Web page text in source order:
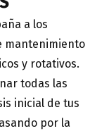
a los
mantenimiento
y rotativos.
todas las
inicial de tus
por la